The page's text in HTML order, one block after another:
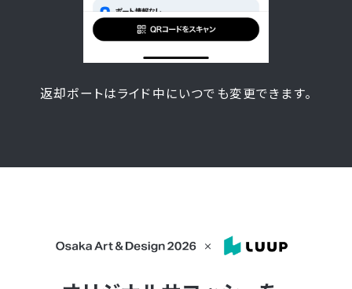
返却ポートはライド中に いつでも変更できます。